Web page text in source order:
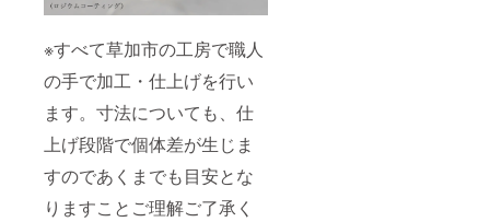
※すべて草加市の工房で職人
の手で加工・仕上げを行い
ます。寸法についても、仕
上げ段階で個体差が生じま
すのであくまでも目安とな
りますことご理解ご了承く